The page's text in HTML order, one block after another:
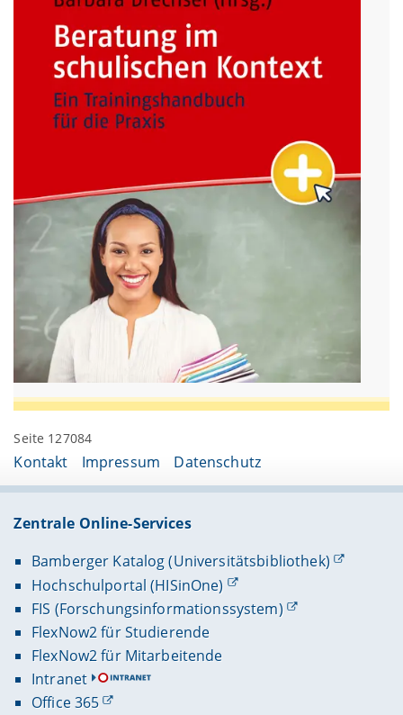
Seite 127084
Kontakt Impressum Datenschutz
Zentrale Online-Services
Bamberger Katalog (Universitätsbibliothek)
Hochschulportal (HISinOne)
FIS (Forschungsinformationssystem)
FlexNow2 für Studierende
FlexNow2 für Mitarbeitende
Intranet
Office 365